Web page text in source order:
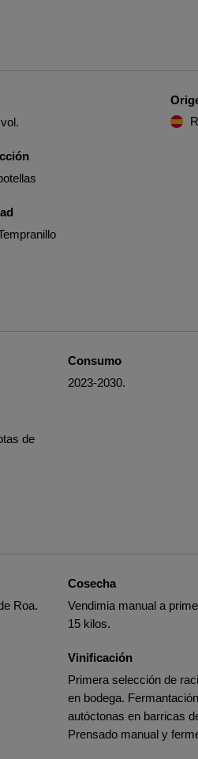
de
Consumo
2023-2030.
Roa.
Cosecha
Vendimia manual a
15 kilos.
Vinificación
Primera selección de
en bodega.
autóctonas en barricas
Prensado manual y